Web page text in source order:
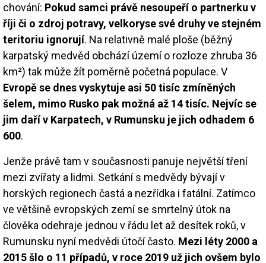
chování: Pokud samci právě nesoupeří o partnerku v
říji či o zdroj potravy, velkoryse své druhy ve stejném
teritoriu ignorují. Na relativně malé ploše (běžný
karpatský medvěd obchází území o rozloze zhruba 36
km²) tak může žít poměrně početná populace. V
Evropě se dnes vyskytuje asi 50 tisíc zmíněných
šelem, mimo Rusko pak možná až 14 tisíc. Nejvíc se
jim daří v Karpatech, v Rumunsku je jich odhadem 6
600.
Jenže právě tam v současnosti panuje největší tření
mezi zvířaty a lidmi. Setkání s medvědy bývají v
horských regionech častá a nezřídka i fatální. Zatímco
ve většině evropských zemí se smrtelný útok na
člověka odehraje jednou v řádu let až desítek roků, v
Rumunsku nyní medvědi útočí často. Mezi léty 2000 a
2015 šlo o 11 případů, v roce 2019 už jich ovšem bylo